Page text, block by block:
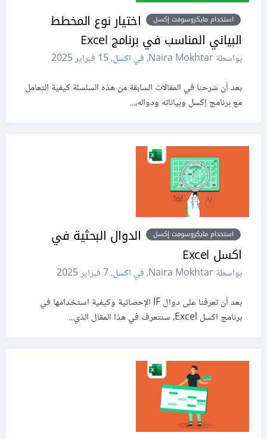
استخدام مايكروسوفت إكسل
اختيار نوع المخطط
البياني المناسب في برنامج Excel
بواسطة Naira Mokhtar، في اكسل،15 فبراير 2025
بعد أن شرحنا في المقالات السابقة من هذه السلسلة كيفية التعامل
مع برنامج إكسل وبياناته ودواله،...
استخدام مايكروسوفت إكسل
الدوال البحثية في
اكسل Excel
بواسطة Naira Mokhtar، في اكسل،7 فبراير 2025
بعد أن تعرفنا على دوال IF الإحصائية وكيفية استخدامها في
برنامج اكسل Excel، سنتعرف في هذا المقال الذي...